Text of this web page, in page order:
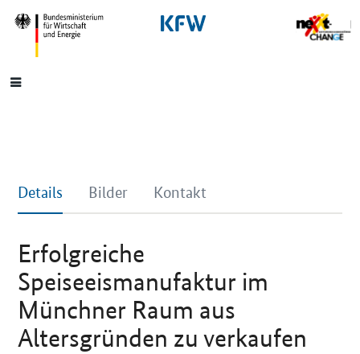
SrOnlyNavigation
Hauptmenü
Details Bilder Kontakt
Erfolgreiche
Speiseeismanufaktur im
Münchner Raum aus
Altersgründen zu verkaufen